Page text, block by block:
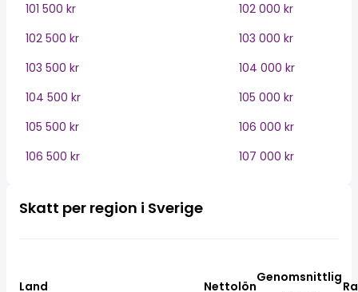
101 500 kr
102 000 kr
102 500 kr
103 000 kr
103 500 kr
104 000 kr
104 500 kr
105 000 kr
105 500 kr
106 000 kr
106 500 kr
107 000 kr
Skatt per region i Sverige
Land Nettolön
Genomsnittlig